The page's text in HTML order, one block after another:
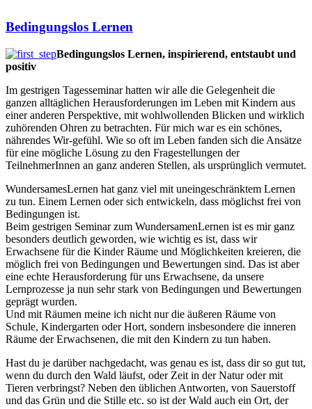
Bedingungslos Lernen
Bedingungslos Lernen, inspirierend, entstaubt und
positiv
Im gestrigen Tagesseminar hatten wir alle die Gelegenheit die
ganzen alltäglichen Herausforderungen im Leben mit Kindern aus
einer anderen Perspektive, mit wohlwollenden Blicken und wirklich
zuhörenden Ohren zu betrachten. Für mich war es ein schönes,
nährendes Wir-gefühl. Wie so oft im Leben fanden sich die Ansätze
für eine mögliche Lösung zu den Fragestellungen der
TeilnehmerInnen an ganz anderen Stellen, als ursprünglich vermutet.
WundersamesLernen hat ganz viel mit uneingeschränktem Lernen
zu tun. Einem Lernen oder sich entwickeln, dass möglichst frei von
Bedingungen ist.
Beim gestrigen Seminar zum WundersamenLernen ist es mir ganz
besonders deutlich geworden, wie wichtig es ist, dass wir
Erwachsene für die Kinder Räume und Möglichkeiten kreieren, die
möglich frei von Bedingungen und Bewertungen sind. Das ist aber
eine echte Herausforderung für uns Erwachsene, da unsere
Lernprozesse ja nun sehr stark von Bedingungen und Bewertungen
geprägt wurden.
Und mit Räumen meine ich nicht nur die äußeren Räume von
Schule, Kindergarten oder Hort, sondern insbesondere die inneren
Räume der Erwachsenen, die mit den Kindern zu tun haben.
Hast du je darüber nachgedacht, was genau es ist, dass dir so gut tut,
wenn du durch den Wald läufst, oder Zeit in der Natur oder mit
Tieren verbringst? Neben den üblichen Antworten, von Sauerstoff
und das Grün und die Stille etc. so ist der Wald auch ein Ort, der